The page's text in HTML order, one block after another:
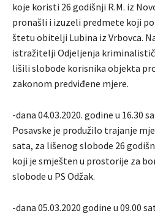
koje koristi 26 godišnji R.M. iz
pronašli i izuzeli predmete koji
štetu obitelji Lubina iz Vrbovca.
istražitelji Odjeljenja
lišili slobode korisnika objekta
zakonom predviđene mjere.
-dana 04.03.2020. godine u 16.30
Posavske je produžilo trajanje
sata, za lišenog slobode 26
koji je smješten u prostorije za
slobode u PS Odžak.
-dana 05.03.2020 godine u 09.00